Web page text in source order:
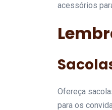
acessórios
Ofereça
para os